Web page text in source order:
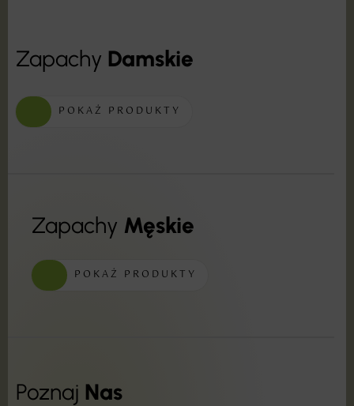
Zapachy Damskie
POKAŻ PRODUKTY
Zapachy Męskie
POKAŻ PRODUKTY
Poznaj Nas